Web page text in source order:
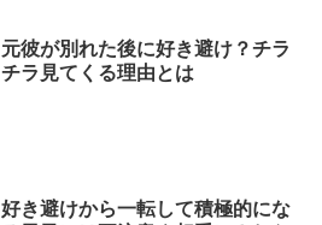
元彼が別れた後に好き避け？チラ
チラ見てくる理由とは
好き避けから一転して積極的にな